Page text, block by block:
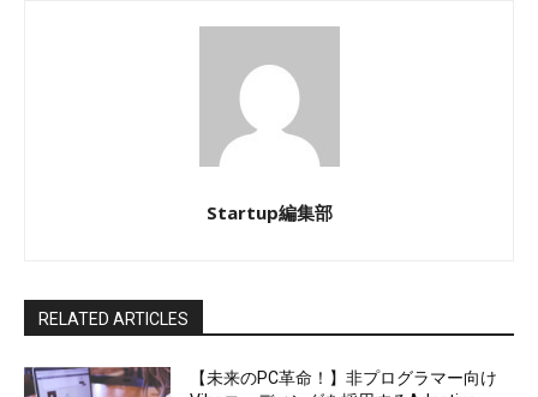
Startup編集部
RELATED ARTICLES
【未来のPC革命！】非プログラマー向け